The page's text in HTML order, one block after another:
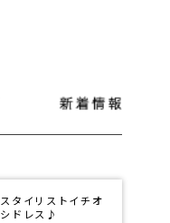
スタイリストイチオ
シドレス♪